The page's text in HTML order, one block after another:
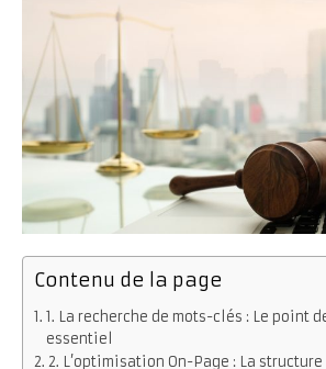
Contenu de la page
1. La recherche de mots-clés : Le point
essentiel
2. L’optimisation On-Page : La